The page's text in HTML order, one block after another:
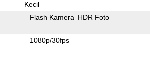
Kecil
Flash Kamera HDR Foto
1080p/30fps